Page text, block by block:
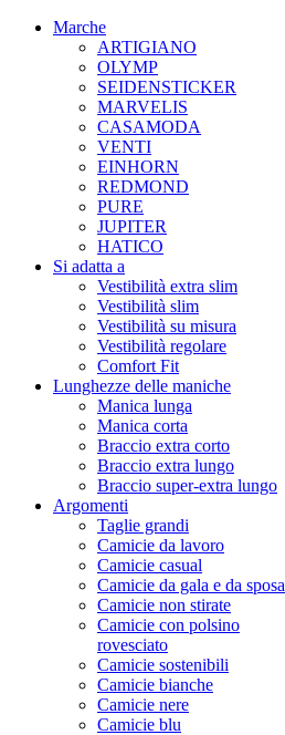
Marche
ARTIGIANO
OLYMP
SEIDENSTICKER
MARVELIS
CASAMODA
VENTI
EINHORN
REDMOND
PURE
JUPITER
HATICO
Si adatta a
Vestibilità extra slim
Vestibilità slim
Vestibilità su misura
Vestibilità regolare
Comfort Fit
Lunghezze delle maniche
Manica lunga
Manica corta
Braccio extra corto
Braccio extra lungo
Braccio super-extra lungo
Argomenti
Taglie grandi
Camicie da lavoro
Camicie casual
Camicie da gala e da sposa
Camicie non stirate
Camicie con polsino
rovesciato
Camicie sostenibili
Camicie bianche
Camicie nere
Camicie blu